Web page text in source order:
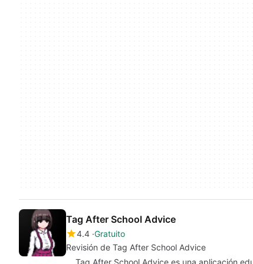
Tag After School Advice
4.4 Gratuito
Revisión de Tag After School Advice
Tag After School Advice es una aplicación